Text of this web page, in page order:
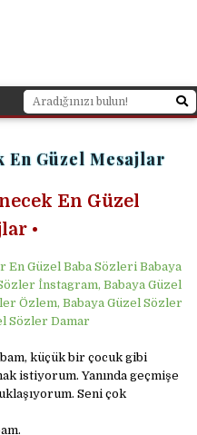
En Güzel Mesajlar
En Güzel
•
En Güzel Baba Sözleri Babaya
İnstagram, Babaya Güzel
Özlem, Babaya Güzel Sözler
Sözler Damar
küçük bir çocuk gibi
istiyorum. Yanında geçmişe
Seni çok